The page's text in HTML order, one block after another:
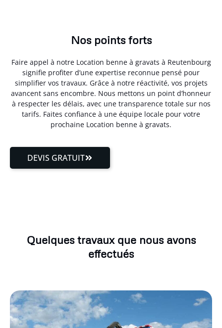
Nos points forts
Faire appel à notre Location benne à gravats à Reutenbourg
signifie profiter d’une expertise reconnue pensé pour
simplifier vos travaux. Grâce à notre réactivité, vos projets
avancent sans encombre. Nous mettons un point d’honneur
à respecter les délais, avec une transparence totale sur nos
tarifs. Faites confiance à une équipe locale pour votre
prochaine Location benne à gravats.
DEVIS GRATUIT
Quelques travaux que nous avons
effectués